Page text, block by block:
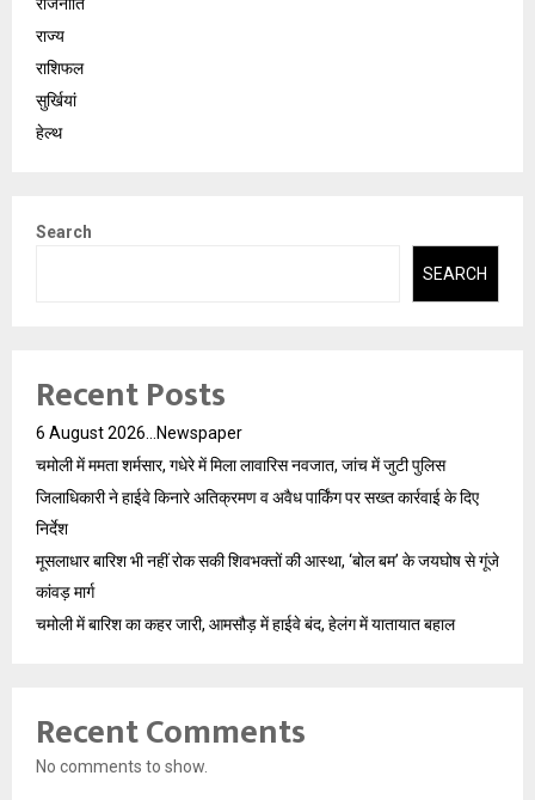
राज्य
राशिफल
सुर्खियां
हेल्थ
Search
SEARCH
Recent Posts
6 August 2026…Newspaper
चमोली में ममता शर्मसार, गधेरे में मिला लावारिस नवजात, जांच में जुटी पुलिस
जिलाधिकारी ने हाईवे किनारे अतिक्रमण व अवैध पार्किंग पर सख्त कार्रवाई के दिए
निर्देश
मूसलाधार बारिश भी नहीं रोक सकी शिवभक्तों की आस्था, ‘बोल बम’ के जयघोष से गूंजे
कांवड़ मार्ग
चमोली में बारिश का कहर जारी, आमसौड़ में हाईवे बंद, हेलंग में यातायात बहाल
Recent Comments
No comments to show.